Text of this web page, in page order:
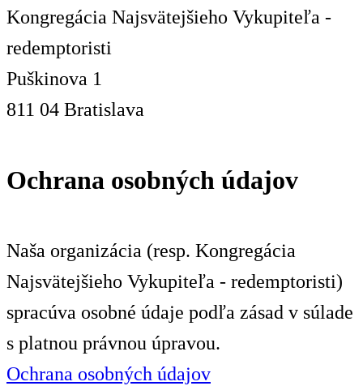
Kongregácia Najsvätejšieho Vykupiteľa -
redemptoristi
Puškinova 1
811 04 Bratislava
Ochrana osobných údajov
Naša organizácia (resp. Kongregácia
Najsvätejšieho Vykupiteľa - redemptoristi)
spracúva osobné údaje podľa zásad v súlade
s platnou právnou úpravou.
Ochrana osobných údajov